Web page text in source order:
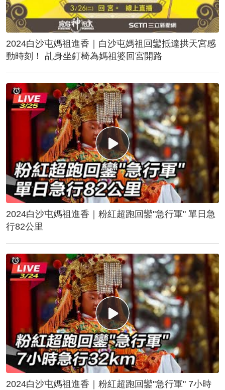
2024白沙屯媽祖進香｜白沙屯媽祖回鑾抵達拱天宮感
動時刻！ 乩身坐釘椅為媽祖婆回宮開路
2024白沙屯媽祖進香｜粉紅超跑回鑾"急行軍" 單日急
行82公里
2024白沙屯媽祖進香｜粉紅超跑回鑾"急行軍" 7小時